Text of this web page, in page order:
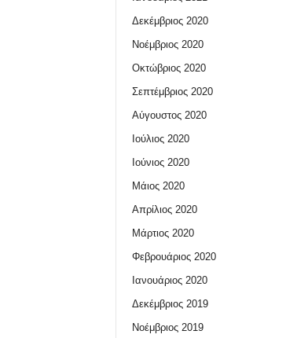
Δεκέμβριος 2020
Νοέμβριος 2020
Οκτώβριος 2020
Σεπτέμβριος 2020
Αύγουστος 2020
Ιούλιος 2020
Ιούνιος 2020
Μάιος 2020
Απρίλιος 2020
Μάρτιος 2020
Φεβρουάριος 2020
Ιανουάριος 2020
Δεκέμβριος 2019
Νοέμβριος 2019